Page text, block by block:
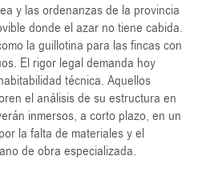
y las ordenanzas de la provincia
donde el azar no tiene cabida.
la guillotina para las fincas con
El rigor legal demanda hoy
técnica. Aquellos
el análisis de su estructura en
inmersos, a corto plazo, en un
la falta de materiales y el
de obra especializada.